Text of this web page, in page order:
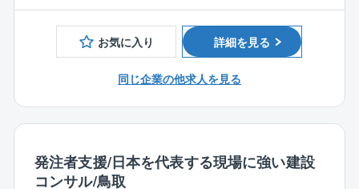
《社風》
■人を大切にする社風で、社員定着率が高く長く働き易
い環境がございます。◎平均勤続年数：17.8年、平均
・各種申請書類の作成
【エリア】
工場内での勤務となります。
・製紙関連の土木工事の割合が高いです。
お気に入り 詳細を見る
同じ企業の他求人を見る
発注者支援/日本を代表する現場に強い建設
コンサル/鳥取